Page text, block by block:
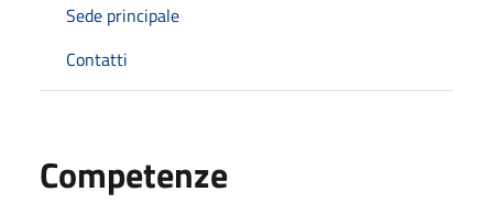
Sede principale
Contatti
Competenze